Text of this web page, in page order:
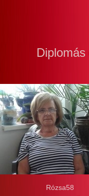
Diplomás
Rózsa58